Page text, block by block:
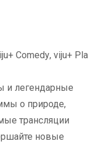
+ Comedy, viju+
и легендарные
о природе,
трансляции
новые